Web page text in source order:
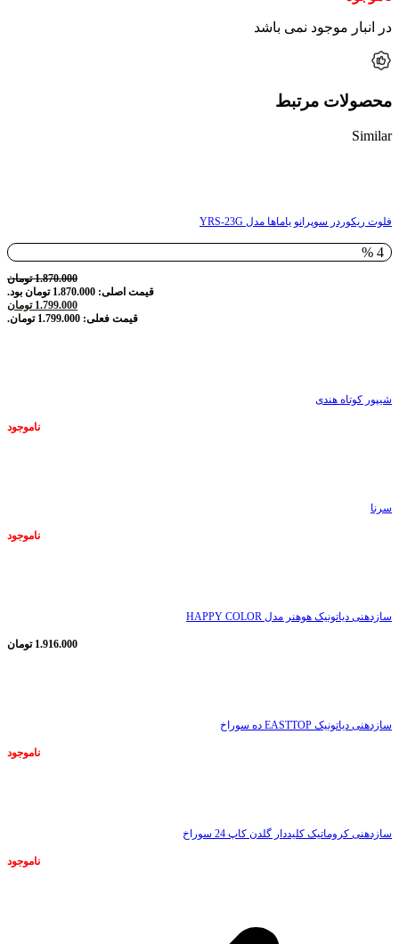
در انبار موجود نمی باشد
محصولات مرتبط
Similar
فلوت ریکوردر سوپرانو یاماها مدل YRS-23G
4 %
1.870.000 تومان
قیمت اصلی: 1.870.000 تومان بود.
1.799.000 تومان
قیمت فعلی: 1.799.000 تومان.
شیپور کوتاه هندی
ناموجود
سرنا
ناموجود
سازدهنی دیاتونیک هوهنر مدل HAPPY COLOR
1.916.000 تومان
سازدهنی دیاتونیک EASTTOP ده سوراخ
ناموجود
سازدهنی کروماتیک کلیددار گلدن کاپ 24 سوراخ
ناموجود